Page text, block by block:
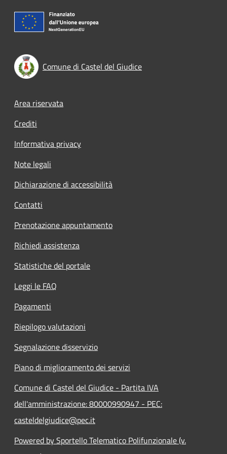
Comune di Castel del Giudice
Footer menu
Area riservata
Crediti
Informativa privacy
Note legali
Dichiarazione di accessibilità
Contatti
Prenotazione appuntamento
Richiedi assistenza
Statistiche del portale
Leggi le FAQ
Pagamenti
Riepilogo valutazioni
Segnalazione disservizio
Piano di miglioramento dei servizi
Comune di Castel del Giudice - Partita IVA
dell'amministrazione: 80000990947 - PEC:
casteldelgiudice@pec.it
Powered by Sportello Telematico Polifunzionale (v.